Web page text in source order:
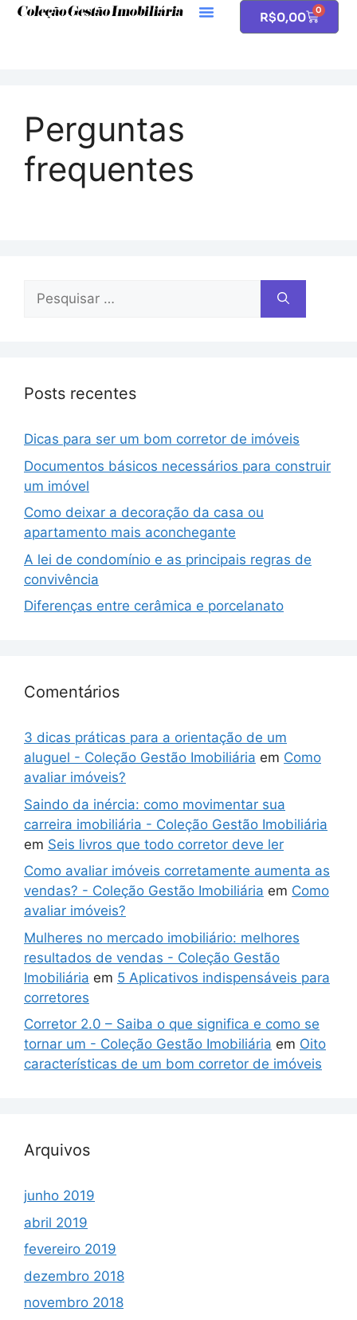
R$0,00 0
Perguntas
frequentes
Posts recentes
Dicas para ser um bom corretor de imóveis
Documentos básicos necessários para construir
um imóvel
Como deixar a decoração da casa ou
apartamento mais aconchegante
A lei de condomínio e as principais regras de
convivência
Diferenças entre cerâmica e porcelanato
Comentários
3 dicas práticas para a orientação de um
aluguel - Coleção Gestão Imobiliária em Como
avaliar imóveis?
Saindo da inércia: como movimentar sua
carreira imobiliária - Coleção Gestão Imobiliária
em Seis livros que todo corretor deve ler
Como avaliar imóveis corretamente aumenta as
vendas? - Coleção Gestão Imobiliária em Como
avaliar imóveis?
Mulheres no mercado imobiliário: melhores
resultados de vendas - Coleção Gestão
Imobiliária em 5 Aplicativos indispensáveis para
corretores
Corretor 2.0 – Saiba o que significa e como se
tornar um - Coleção Gestão Imobiliária em Oito
características de um bom corretor de imóveis
Arquivos
junho 2019
abril 2019
fevereiro 2019
dezembro 2018
novembro 2018